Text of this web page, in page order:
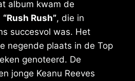
album kwam de
“Rush Rush”, die in
succesvol was. Het
negende plaats in de Top
genoteerd. De
jonge Keanu Reeves